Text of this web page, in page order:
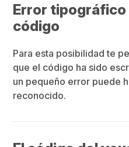
Error
código
Para esta posibilidad te
que el código ha sido
un pequeño error puede
reconocido.